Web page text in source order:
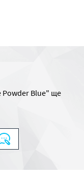
Powder Blue" ще